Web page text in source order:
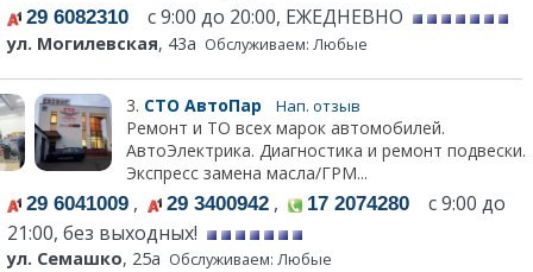
29 6082310 с 9:00 до 20:00, ЕЖЕДНЕВНО
ул. Могилевская, 43а Обслуживаем: Любые
3. СТО АвтоПар Нап. отзыв
Ремонт и ТО всех марок автомобилей.
АвтоЭлектрика. Диагностика и ремонт подвески.
Экспресс замена масла/ГРМ...
29 6041009 , 29 3400942 , 17 2074280 с 9:00 до
21:00, без выходных!
ул. Семашко, 25а Обслуживаем: Любые